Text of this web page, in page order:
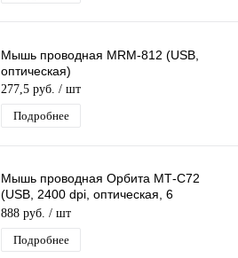
Мышь проводная MRM-812 (USB,
оптическая)
277,5 руб. / шт
Подробнее
Мышь проводная Орбита МТ-C72
(USB, 2400 dpi, оптическая, 6
кнопок)/40
888 руб. / шт
Подробнее